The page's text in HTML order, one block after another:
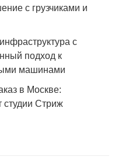
с грузчиками и
с
подход к
машинами
в Москве:
студии Стриж